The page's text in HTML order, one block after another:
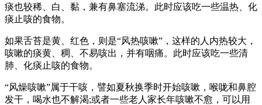
痰也较稀、白、黏，兼有鼻塞流涕。此时应该吃一些温热、化
痰止咳的食物。
如果舌苔是黄、红色，则是“风热咳嗽”，这样的人内热较大，
咳嗽的痰黄、稠、不易咳出，并有咽痛。此时应该吃一些清
肺、化痰止咳的食物。
“风燥咳嗽”属于干咳，譬如夏秋换季时开始咳嗽，喉咙和鼻腔
发干，喝水也不解渴;或者一些老人家长年咳嗽不愈，可以用